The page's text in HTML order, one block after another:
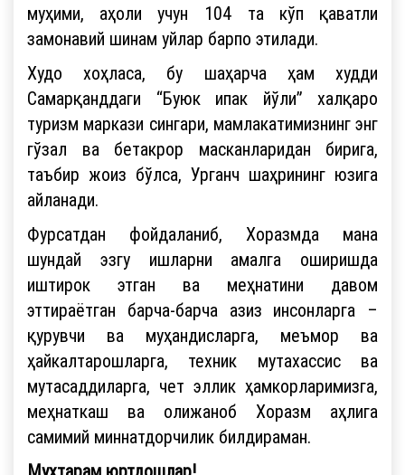
муҳими, аҳоли учун 104 та кўп қаватли
замонавий шинам уйлар барпо этилади.
Худо хоҳласа, бу шаҳарча ҳам худди
Самарқанддаги “Буюк ипак йўли” халқаро
туризм маркази сингари, мамлакатимизнинг энг
гўзал ва бетакрор масканларидан бирига,
таъбир жоиз бўлса, Урганч шаҳрининг юзига
айланади.
Фурсатдан фойдаланиб, Хоразмда мана
шундай эзгу ишларни амалга оширишда
иштирок этган ва меҳнатини давом
эттираётган барча-барча азиз инсонларга –
қурувчи ва муҳандисларга, меъмор ва
ҳайкалтарошларга, техник мутахассис ва
мутасаддиларга, чет эллик ҳамкорларимизга,
меҳнаткаш ва олижаноб Хоразм аҳлига
самимий миннатдорчилик билдираман.